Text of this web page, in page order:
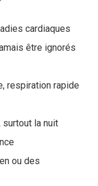
cardiaques
être ignorés
respiration rapide
la nuit
ou des